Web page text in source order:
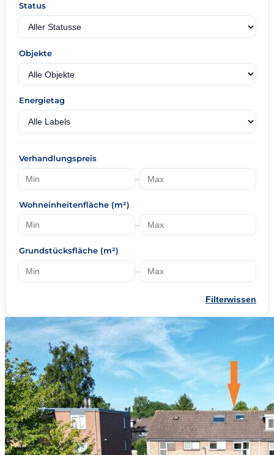
Status
Objekte
Energietag
Verhandlungspreis
–
Wohneinheitenfläche (m²)
–
Grundstücksfläche (m²)
–
Filterwissen